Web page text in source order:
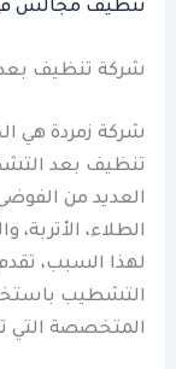
تنظيف مجالس
شركة تنظيف
شركة زمردة هي
تنظيف بعد
العديد من
الطلاء،
لهذا السبب،
التشطيب
المتخصصة التي